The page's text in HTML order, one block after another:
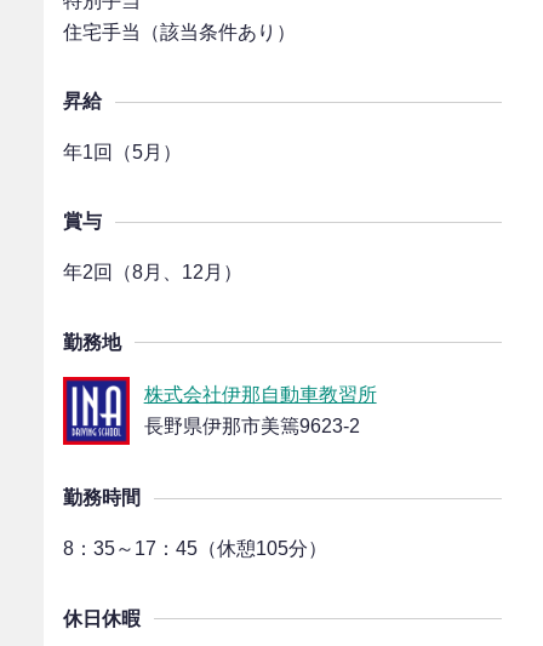
住宅手当（該当条件あり）
昇給
年1回（5月）
賞与
年2回（8月、12月）
勤務地
株式会社伊那自動車教習所
長野県伊那市美篶9623-2
勤務時間
8：35～17：45（休憩105分）
休日休暇